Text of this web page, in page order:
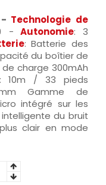
- Technologie de
- Autonomie: 3
: Batterie des
du boîtier de
charge 300mAh
10m / 33 pieds
Gamme de
intégré sur les
du bruit
clair en mode